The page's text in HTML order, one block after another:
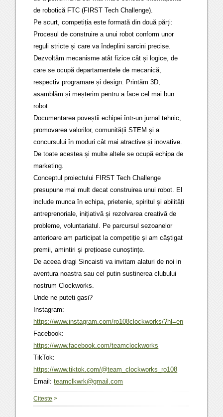
de robotică FTC (FIRST Tech Challenge).
Pe scurt, competiția este formată din două părți:
Procesul de construire a unui robot conform unor
reguli stricte și care va îndeplini sarcini precise.
Dezvoltăm mecanisme atât fizice cât și logice, de
care se ocupă departamentele de mecanică,
respectiv programare și design. Printăm 3D,
asamblăm și meșterim pentru a face cel mai bun
robot.
Documentarea poveștii echipei într-un jurnal tehnic,
promovarea valorilor, comunității STEM și a
concursului în moduri cât mai atractive și inovative.
De toate acestea și multe altele se ocupă echipa de
marketing.
Conceptul proiectului FIRST Tech Challenge
presupune mai mult decat construirea unui robot. El
include munca în echipa, prietenie, spiritul și abilități
antreprenoriale, inițiativă și rezolvarea creativă de
probleme, voluntariatul. Pe parcursul sezoanelor
anterioare am participat la competiție și am câștigat
premii, amintiri și prețioase cunoștințe.
De aceea dragi Sincaisti va invitam alaturi de noi in
aventura noastra sau cel putin sustinerea clubului
nostrum Clockworks.
Unde ne puteti gasi?
Instagram:
https://www.instagram.com/ro108clockworks/?hl=en
Facebook:
https://www.facebook.com/teamclockworks
TikTok:
https://www.tiktok.com/@team_clockworks_ro108
Email:teamclkwrk@gmail.com
Citeste >